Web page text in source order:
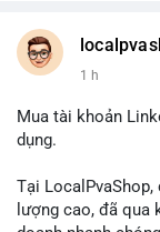
1 h
Mua tài khoản
dụng.
Tại
lượng cao, đã